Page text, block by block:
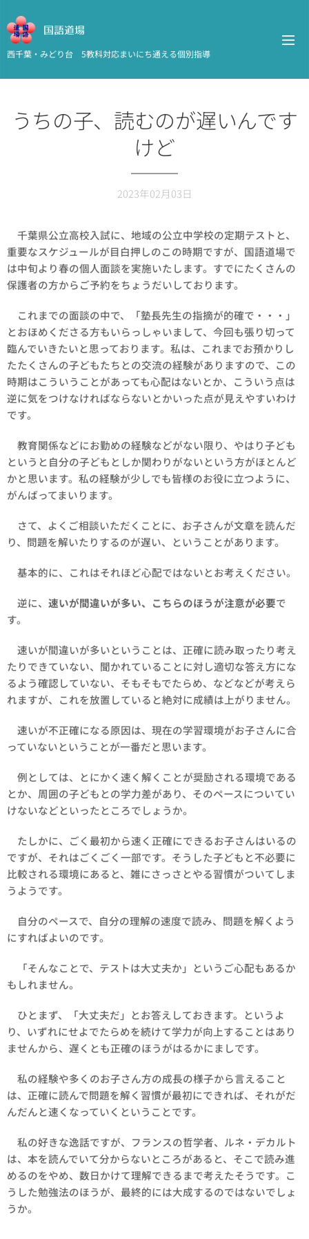
国語道場
西千葉・みどり台 5教科対応まいにち通える個別指導
うちの子、読むのが遅いんです
けど
2023年02月03日
千葉県公立高校入試に、地域の公立中学校の定期テストと、
重要なスケジュールが目白押しのこの時期ですが、国語道場で
は中旬より春の個人面談を実施いたします。すでにたくさんの
保護者の方からご予約をちょうだいしております。
これまでの面談の中で、「塾長先生の指摘が的確で・・・」
とおほめくださる方もいらっしゃいまして、今回も張り切って
臨んでいきたいと思っております。私は、これまでお預かりし
たたくさんの子どもたちとの交流の経験がありますので、この
時期はこういうことがあっても心配はないとか、こういう点は
逆に気をつけなければならないとかいった点が見えやすいわけ
です。
教育関係などにお勤めの経験などがない限り、やはり子ども
というと自分の子どもとしか関わりがないという方がほとんど
かと思います。私の経験が少しでも皆様のお役に立つように、
がんばってまいります。
さて、よくご相談いただくことに、お子さんが文章を読んだ
り、問題を解いたりするのが遅い、ということがあります。
基本的に、これはそれほど心配ではないとお考えください。
逆に、 速いが間違いが多い、こちらのほうが注意が必要で
す。
速いが間違いが多いということは、正確に読み取ったり考え
たりできていない、聞かれていることに対し適切な答え方にな
るよう確認していない、そもそもでたらめ、などなどが考えら
れますが、これを放置していると絶対に成績は上がりません。
速いが不正確になる原因は、現在の学習環境がお子さんに合
っていないということが一番だと思います。
例としては、とにかく速く解くことが奨励される環境である
とか、周囲の子どもとの学力差があり、そのペースについてい
けないなどといったところでしょうか。
たしかに、ごく最初から速く正確にできるお子さんはいるの
ですが、それはごくごく一部です。そうした子どもと不必要に
比較される環境にあると、雑にさっさとやる習慣がついてしま
うようです。
自分のペースで、自分の理解の速度で読み、問題を解くよう
にすればよいのです。
「そんなことで、テストは大丈夫か」というご心配もあるか
もしれません。
ひとまず、「大丈夫だ」とお答えしておきます。というよ
り、いずれにせよでたらめを続けて学力が向上することはあり
ませんから、遅くとも正確のほうがはるかにましです。
私の経験や多くのお子さん方の成長の様子から言えること
は、正確に読んで問題を解く習慣が最初にできれば、それがだ
んだんと速くなっていくということです。
私の好きな逸話ですが、フランスの哲学者、ルネ・デカルト
は、本を読んでいて分からないところがあると、そこで読み進
めるのをやめ、数日かけて理解できるまで考えたそうです。こ
うした勉強法のほうが、最終的には大成するのではないでしょ
うか。